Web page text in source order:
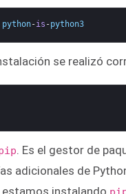
python-is -python3
se realizó
. Es el gestor de
adicionales de
estamos instalando